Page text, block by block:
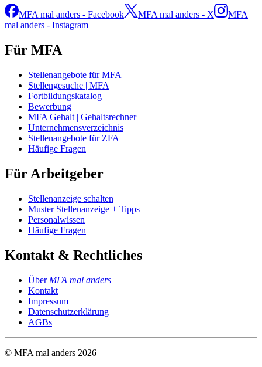
MFA mal anders - Facebook MFA mal anders - X
MFA
mal anders - Instagram
Für MFA
Stellenangebote für MFA
Stellengesuche | MFA
Fortbildungskatalog
Bewerbung
MFA Gehalt | Gehaltsrechner
Unternehmensverzeichnis
Stellenangebote für ZFA
Häufige Fragen
Für Arbeitgeber
Stellenanzeige schalten
Muster Stellenanzeige + Tipps
Personalwissen
Häufige Fragen
Kontakt & Rechtliches
Über MFA mal anders
Kontakt
Impressum
Datenschutzerklärung
AGBs
© MFA mal anders 2026